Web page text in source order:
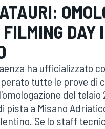
DAY
ha ufficializzato
tutte le prove di
del telaio
pista a Misano
Se lo staff